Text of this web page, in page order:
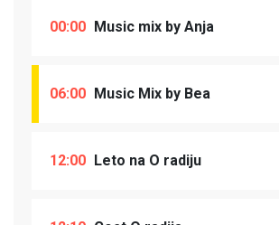
00:00 Music mix by Anja
06:00 Music Mix by Bea
12:00 Leto na O radiju